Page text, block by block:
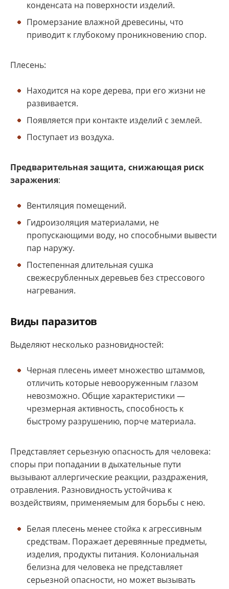
конденсата на поверхности изделий.
Промерзание влажной древесины, что
приводит к глубокому проникновению спор.
Плесень:
Находится на коре дерева, при его жизни не
развивается.
Появляется при контакте изделий с землей.
Поступает из воздуха.
Предварительная защита, снижающая риск
заражения:
Вентиляция помещений.
Гидроизоляция материалами, не
пропускающими воду, но способными вывести
пар наружу.
Постепенная длительная сушка
свежесрубленных деревьев без стрессового
нагревания.
Виды паразитов
Выделяют несколько разновидностей:
Черная плесень имеет множество штаммов,
отличить которые невооруженным глазом
невозможно. Общие характеристики —
чрезмерная активность, способность к
быстрому разрушению, порче материала.
Представляет серьезную опасность для человека:
споры при попадании в дыхательные пути
вызывают аллергические реакции, раздражения,
отравления. Разновидность устойчива к
воздействиям, применяемым для борьбы с нею.
Белая плесень менее стойка к агрессивным
средствам. Поражает деревянные предметы,
изделия, продукты питания. Колониальная
белизна для человека не представляет
серьезной опасности, но может вызывать